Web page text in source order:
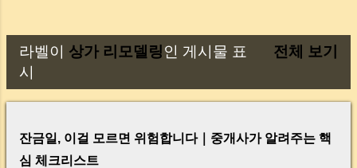
글
라벨이 상가 리모델링인 게시물 표
시
전체 보기
잔금일, 이걸 모르면 위험합니다｜중개사가 알려주는 핵
심 체크리스트